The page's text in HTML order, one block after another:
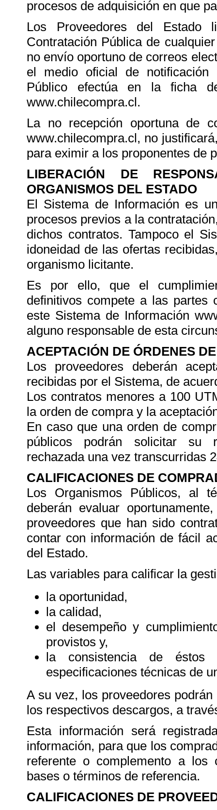
procesos de adquisición en que
Los Proveedores del
Contratación Pública de
no envío oportuno de correos
el medio oficial de
Público efectúa en la ficha
www.chilecompra.cl.
La no recepción oportuna de
www.chilecompra.cl, no
para eximir a los proponentes de
LIBERACIÓN DE
ORGANISMOS DEL ESTADO
El Sistema de Información es
procesos previos a la
dichos contratos. Tampoco el
idoneidad de las ofertas
organismo licitante.
Es por ello, que el
definitivos compete a las partes
este Sistema de Información
alguno responsable de esta
ACEPTACIÓN DE ÓRDENES
Los proveedores deberán
recibidas por el Sistema, de
Los contratos menores a 100
la orden de compra y la
En caso que una orden de
públicos podrán solicitar su
rechazada una vez transcurridas
CALIFICACIONES DE
Los Organismos Públicos, al
deberán evaluar
proveedores que han sido
contar con información de fácil
del Estado.
Las variables para calificar la
la oportunidad,
la calidad,
el desempeño y
provistos y,
la consistencia de
especificaciones técnicas de
A su vez, los proveedores
los respectivos descargos, a
Esta información será
información, para que los
referente o complemento a los
bases o términos de referencia.
CALIFICACIONES DE